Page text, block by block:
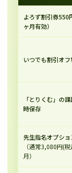
よろず割引券550
ヶ月有効）
いつでも割引オフ
「とりくむ」の
時保存
先生指名オプショ
（通常3,080円(
月）